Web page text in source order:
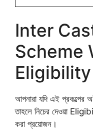
Inter
Scheme
আপনারা যদি এই প্রকল্পের
তাহলে নিচের দেওয়া
করা প্রয়োজন।